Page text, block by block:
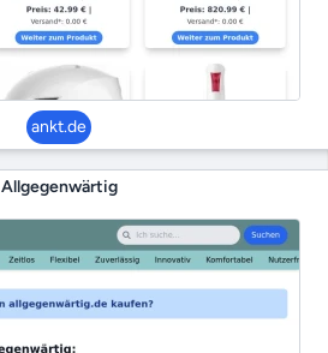
ankt.de
Allgegenwärtig